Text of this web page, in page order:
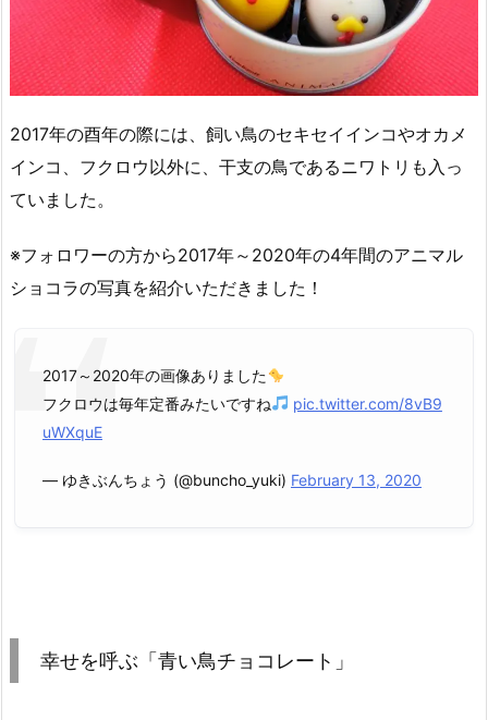
2017年の酉年の際には、飼い鳥のセキセイインコやオカメ
インコ、フクロウ以外に、干支の鳥であるニワトリも入っ
ていました。
※フォロワーの方から2017年～2020年の4年間のアニマル
ショコラの写真を紹介いただきました！
2017～2020年の画像ありました
フクロウは毎年定番みたいですね
pic.twitter.com/8vB9
uWXquE
— ゆきぶんちょう (@buncho_yuki) February 13, 2020
幸せを呼ぶ「青い鳥チョコレート」